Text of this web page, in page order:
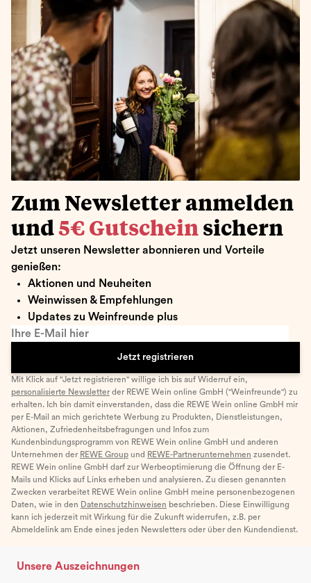
Zum Newsletter anmelden
und 5€ Gutschein sichern
Jetzt unseren Newsletter abonnieren und Vorteile
genießen:
Aktionen und Neuheiten
Weinwissen & Empfehlungen
Updates zu Weinfreunde plus
Ihre E-Mail hier
Jetzt registrieren
Mit Klick auf "Jetzt registrieren" willige ich bis auf Widerruf ein,
personalisierte Newsletter der REWE Wein online GmbH ("Weinfreunde") zu
erhalten. Ich bin damit einverstanden, dass die REWE Wein online GmbH mir
per E-Mail an mich gerichtete Werbung zu Produkten, Dienstleistungen,
Aktionen, Zufriedenheitsbefragungen und Infos zum
Kundenbindungsprogramm von REWE Wein online GmbH und anderen
Unternehmen der REWE Group und REWE-Partnerunternehmen zusendet.
REWE Wein online GmbH darf zur Werbeoptimierung die Öffnung der E-
Mails und Klicks auf Links erheben und analysieren. Zu diesen genannten
Zwecken verarbeitet REWE Wein online GmbH meine personenbezogenen
Daten, wie in den Datenschutzhinweisen beschrieben. Diese Einwilligung
kann ich jederzeit mit Wirkung für die Zukunft widerrufen, z.B. per
Abmeldelink am Ende eines jeden Newsletters oder über den Kundendienst.
Unsere Auszeichnungen